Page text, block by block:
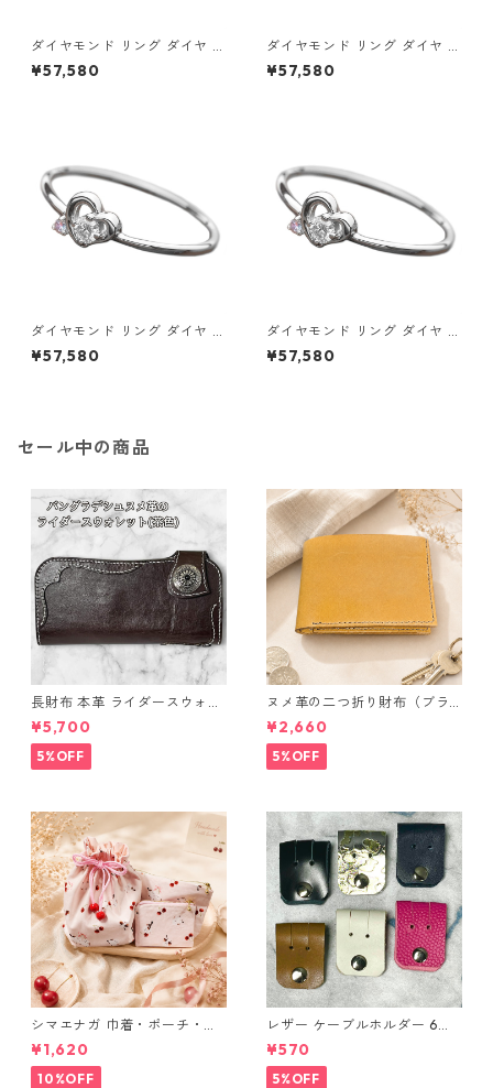
ダイヤモンド リング ダイヤ ア
イスブルーダイヤ 合計0.06ct
9.5号 プラチナ Pt950 ハート
¥57,580
ダイヤモンド リング ダイヤ ア
イスブルーダイヤ 合計0.06ct
10号 プラチナ Pt950 ハート
¥57,580
ダイヤモンド リング ダイヤ ア
イスブルーダイヤ 合計0.06ct
10.5号 プラチナ Pt950 ハート
¥57,580
ダイヤモンド リング ダイヤ ア
イスブルーダイヤ 合計0.06ct
11号 プラチナ Pt950 ハートモ
¥57,580
セール中の商品
長財布 本革 ライダースウォレ
ット 国産 ヌメ革 ブラウン バ
ングラデシュ l175 レザー 革財
布 ハンドメイド 経年変化
¥5,700
5%OFF
ヌメ革の二つ折り財布（ブラ
ウン系）
¥2,660
5%OFF
シマエナガ 巾着・ポーチ・ミ
ニポーチ(カード収納にも) ３
点セット さくらんぼ柄×淡いピ
ンク
¥1,620
10%OFF
レザー ケーブルホルダー 6個
セット
¥570
5%OFF